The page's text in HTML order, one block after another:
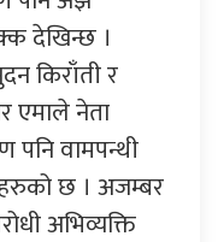
देखिन्छ ।
किराँती र
एमाले नेता
पनि वामपन्थी
छ । अजम्बर
अभिव्यक्ति